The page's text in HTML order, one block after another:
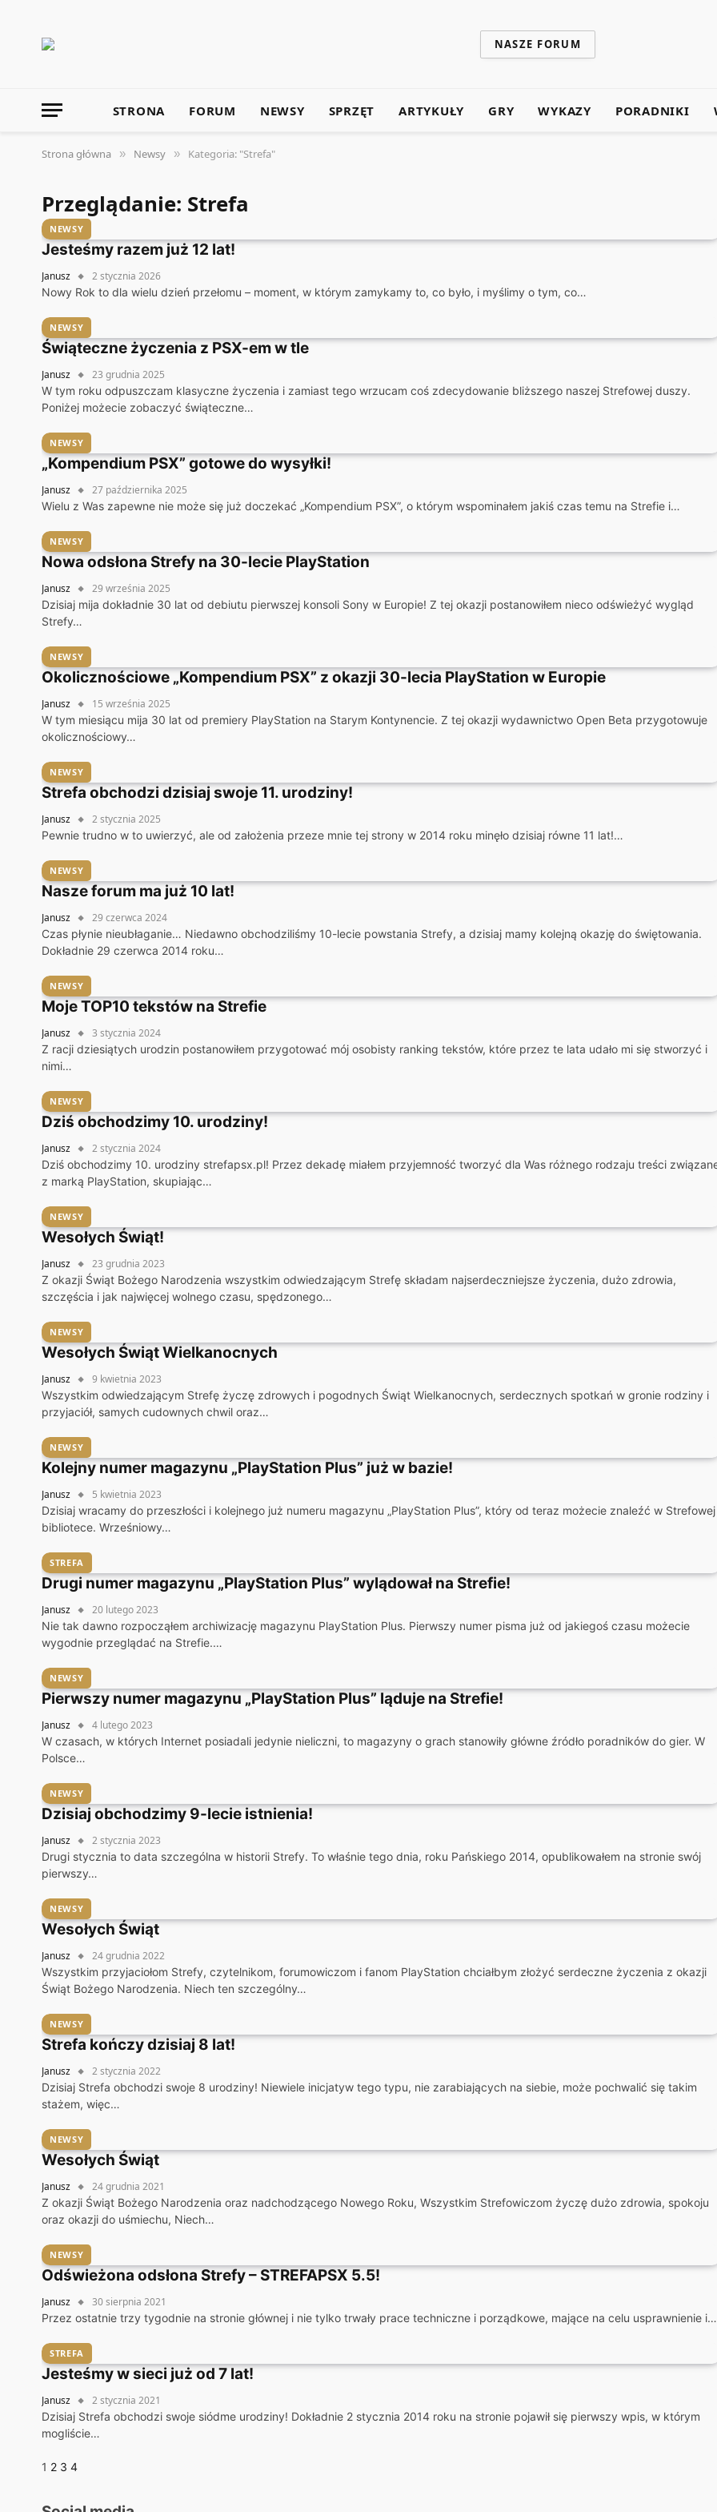
NASZE FORUM
STRONA FORUM NEWSY SPRZĘT ARTYKUŁY GRY WYKAZY PORADNIKI
Strona główna » Newsy » Kategoria: "Strefa"
Przeglądanie: Strefa
NEWSY
Jesteśmy razem już 12 lat!
Janusz
2 stycznia 2026
Nowy Rok to dla wielu dzień przełomu – moment, w którym zamykamy to, co było, i myślimy o tym, co…
NEWSY
Świąteczne życzenia z PSX-em w tle
Janusz
23 grudnia 2025
W tym roku odpuszczam klasyczne życzenia i zamiast tego wrzucam coś zdecydowanie bliższego naszej Strefowej duszy.
Poniżej możecie zobaczyć świąteczne…
NEWSY
„Kompendium PSX” gotowe do wysyłki!
Janusz
27 października 2025
Wielu z Was zapewne nie może się już doczekać „Kompendium PSX”, o którym wspominałem jakiś czas temu na Strefie i…
NEWSY
Nowa odsłona Strefy na 30-lecie PlayStation
Janusz
29 września 2025
Dzisiaj mija dokładnie 30 lat od debiutu pierwszej konsoli Sony w Europie! Z tej okazji postanowiłem nieco odświeżyć wygląd
Strefy…
NEWSY
Okolicznościowe „Kompendium PSX” z okazji 30-lecia PlayStation w Europie
Janusz
15 września 2025
W tym miesiącu mija 30 lat od premiery PlayStation na Starym Kontynencie. Z tej okazji wydawnictwo Open Beta przygotowuje
okolicznościowy…
NEWSY
Strefa obchodzi dzisiaj swoje 11. urodziny!
Janusz
2 stycznia 2025
Pewnie trudno w to uwierzyć, ale od założenia przeze mnie tej strony w 2014 roku minęło dzisiaj równe 11 lat!…
NEWSY
Nasze forum ma już 10 lat!
Janusz
29 czerwca 2024
Czas płynie nieubłaganie… Niedawno obchodziliśmy 10-lecie powstania Strefy, a dzisiaj mamy kolejną okazję do świętowania.
Dokładnie 29 czerwca 2014 roku…
NEWSY
Moje TOP10 tekstów na Strefie
Janusz
3 stycznia 2024
Z racji dziesiątych urodzin postanowiłem przygotować mój osobisty ranking tekstów, które przez te lata udało mi się stworzyć i
nimi…
NEWSY
Dziś obchodzimy 10. urodziny!
Janusz
2 stycznia 2024
Dziś obchodzimy 10. urodziny strefapsx.pl! Przez dekadę miałem przyjemność tworzyć dla Was różnego rodzaju treści
z marką PlayStation, skupiając…
NEWSY
Wesołych Świąt!
Janusz
23 grudnia 2023
Z okazji Świąt Bożego Narodzenia wszystkim odwiedzającym Strefę składam najserdeczniejsze życzenia, dużo zdrowia,
szczęścia i jak najwięcej wolnego czasu, spędzonego…
NEWSY
Wesołych Świąt Wielkanocnych
Janusz
9 kwietnia 2023
Wszystkim odwiedzającym Strefę życzę zdrowych i pogodnych Świąt Wielkanocnych, serdecznych spotkań w gronie rodziny i
przyjaciół, samych cudownych chwil oraz…
NEWSY
Kolejny numer magazynu „PlayStation Plus” już w bazie!
Janusz
5 kwietnia 2023
Dzisiaj wracamy do przeszłości i kolejnego już numeru magazynu „PlayStation Plus”, który od teraz możecie znaleźć w Strefowej
bibliotece. Wrześniowy…
STREFA
Drugi numer magazynu „PlayStation Plus” wylądował na Strefie!
Janusz
20 lutego 2023
Nie tak dawno rozpocząłem archiwizację magazynu PlayStation Plus. Pierwszy numer pisma już od jakiegoś czasu możecie
wygodnie przeglądać na Strefie.…
NEWSY
Pierwszy numer magazynu „PlayStation Plus” ląduje na Strefie!
Janusz
4 lutego 2023
W czasach, w których Internet posiadali jedynie nieliczni, to magazyny o grach stanowiły główne źródło poradników do gier. W
Polsce…
NEWSY
Dzisiaj obchodzimy 9-lecie istnienia!
Janusz
2 stycznia 2023
Drugi stycznia to data szczególna w historii Strefy. To właśnie tego dnia, roku Pańskiego 2014, opublikowałem na stronie swój
pierwszy…
NEWSY
Wesołych Świąt
Janusz
24 grudnia 2022
Wszystkim przyjaciołom Strefy, czytelnikom, forumowiczom i fanom PlayStation chciałbym złożyć serdeczne życzenia z okazji
Świąt Bożego Narodzenia. Niech ten szczególny…
NEWSY
Strefa kończy dzisiaj 8 lat!
Janusz
2 stycznia 2022
Dzisiaj Strefa obchodzi swoje 8 urodziny! Niewiele inicjatyw tego typu, nie zarabiających na siebie, może pochwalić się takim
stażem, więc…
NEWSY
Wesołych Świąt
Janusz
24 grudnia 2021
Z okazji Świąt Bożego Narodzenia oraz nadchodzącego Nowego Roku, Wszystkim Strefowiczom życzę dużo zdrowia, spokoju
oraz okazji do uśmiechu, Niech…
NEWSY
Odświeżona odsłona Strefy – STREFAPSX 5.5!
Janusz
30 sierpnia 2021
Przez ostatnie trzy tygodnie na stronie głównej i nie tylko trwały prace techniczne i porządkowe, mające na celu usprawnienie i…
STREFA
Jesteśmy w sieci już od 7 lat!
Janusz
2 stycznia 2021
Dzisiaj Strefa obchodzi swoje siódme urodziny! Dokładnie 2 stycznia 2014 roku na stronie pojawił się pierwszy wpis, w którym
mogliście…
1 2 3 4